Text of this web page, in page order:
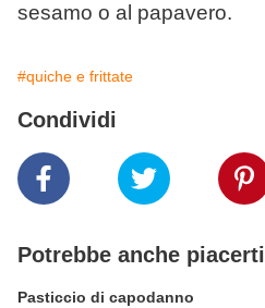
sesamo o al papavero.
#quiche e frittate
Condividi
Potrebbe anche piacerti
Pasticcio di capodanno